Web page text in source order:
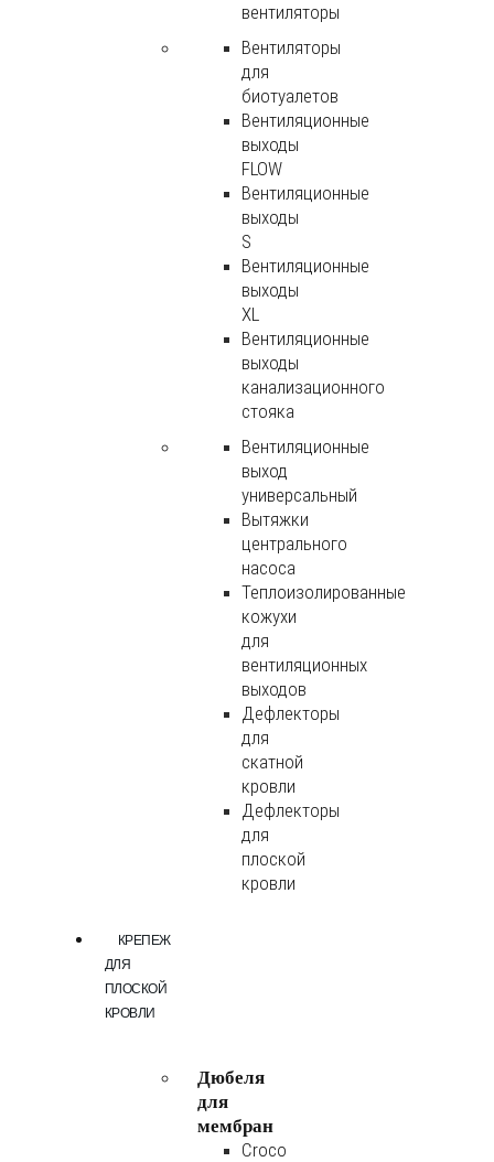
вентиляторы
Вентиляторы
для
биотуалетов
Вентиляционные
выходы
FLOW
Вентиляционные
выходы
S
Вентиляционные
выходы
XL
Вентиляционные
выходы
канализационного
стояка
Вентиляционные
выход
универсальный
Вытяжки
центрального
насоса
Теплоизолированные
кожухи
для
вентиляционных
выходов
Дефлекторы
для
скатной
кровли
Дефлекторы
для
плоской
кровли
КРЕПЕЖ
ДЛЯ
ПЛОСКОЙ
КРОВЛИ
Дюбеля
для
мембран
Croco